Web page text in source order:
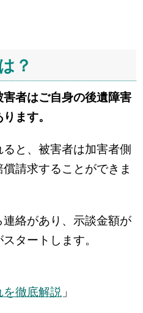
？
者はご自身の後遺障害
ます。
と、被害者は加害者側
請求することができま
絡があり、示談金額が
タートします。
を徹底解説 」